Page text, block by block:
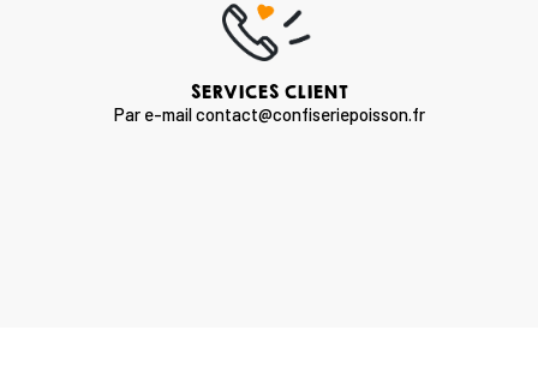
SERVICES CLIENT
Par e-mail contact@confiseriepoisson.fr